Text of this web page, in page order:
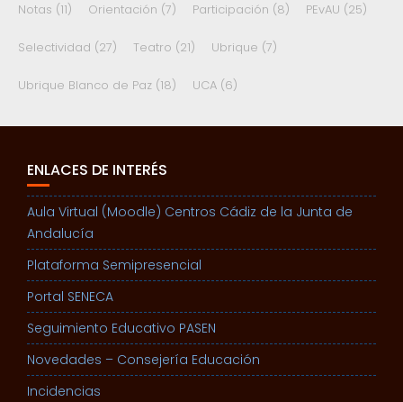
Notas (11) Orientación (7) Participación (8) PEvAU (25)
Selectividad (27) Teatro (21) Ubrique (7)
Ubrique Blanco de Paz (18) UCA (6)
ENLACES DE INTERÉS
Aula Virtual (Moodle) Centros Cádiz de la Junta de
Andalucía
Plataforma Semipresencial
Portal SENECA
Seguimiento Educativo PASEN
Novedades – Consejería Educación
Incidencias